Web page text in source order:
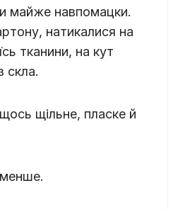
майже навпомацки.
натикалися на
тканини, на кут
скла.
щільне, пласке й